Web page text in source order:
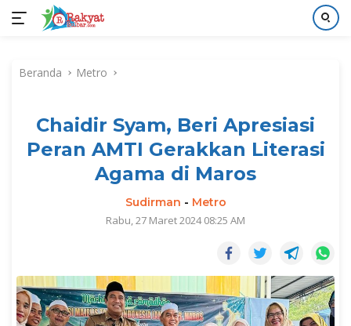
kontenBeranda Metro
Chaidir Syam, Beri Apresiasi
Peran AMTI Gerakkan Literasi
Agama di Maros
Sudirman - Metro
Rabu, 27 Maret 2024 08:25 AM